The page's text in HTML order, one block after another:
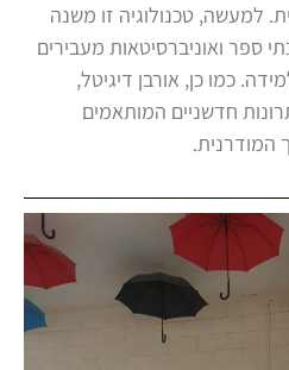
למעשה, טכנולוגיה זו משנה
ספר ואוניברסיטאות מעבירים
כמו כן, אורבן דיגיטל,
חדשניים המותאמים
המודרנית.